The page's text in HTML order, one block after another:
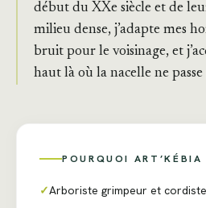
début du XXe siècle et de
milieu dense, j’adapte mes
bruit pour le voisinage, et
haut là où la nacelle ne passe
POURQUOI ART’KÉBIA
✓Arboriste grimpeur et